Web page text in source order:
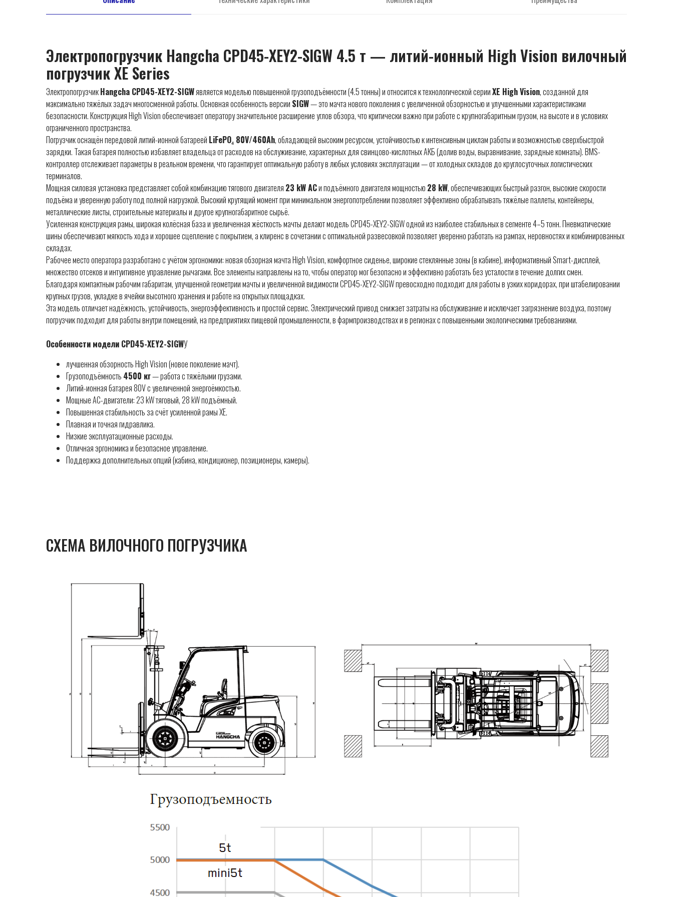
Электропогрузчик Hangcha CPD45-XEY2-SIGW 4.5 т — литий-ионный High Vision вилочный
погрузчик XE Series
ЭлектропогрузчикHangcha CPD45-XEY2-SIGWявляется моделью повышенной грузоподъёмности (4.5 тонны) и относится к технологической серииXE High Vision, созданной для
максимально тяжёлых задач многосменной работы. Основная особенность версии SIGW— это мачта нового поколения с увеличенной обзорностью и улучшенными характеристиками
безопасности. Конструкция High Vision обеспечивает оператору значительное расширение углов обзора, что критически важно при работе с крупногабаритным грузом, на высоте и в условиях
ограниченного пространства.
Погрузчик оснащён передовой литий-ионной батареей LiFePO₄ 80V/460Ah, обладающей высоким ресурсом, устойчивостью к интенсивным циклам работы и возможностью сверхбыстрой
зарядки. Такая батарея полностью избавляет владельца от расходов на обслуживание, характерных для свинцово-кислотных АКБ (долив воды, выравнивание, зарядные комнаты). BMS-
контроллер отслеживает параметры в реальном времени, что гарантирует оптимальную работу в любых условиях эксплуатации — от холодных складов до круглосуточных логистических
терминалов.
Мощная силовая установка представляет собой комбинацию тягового двигателя 23 kW ACи подъёмного двигателя мощностью 28 kW, обеспечивающих быстрый разгон, высокие скорости
подъёма и уверенную работу под полной нагрузкой. Высокий крутящий момент при минимальном энергопотреблении позволяет эффективно обрабатывать тяжёлые паллеты, контейнеры,
металлические листы, строительные материалы и другое крупногабаритное сырьё.
Усиленная конструкция рамы, широкая колёсная база и увеличенная жёсткость мачты делают модель CPD45-XEY2-SIGW одной из наиболее стабильных в сегменте 4–5 тонн. Пневматические
шины обеспечивают мягкость хода и хорошее сцепление с покрытием, а клиренс в сочетании с оптимальной развесовкой позволяет уверенно работать на рампах, неровностях и комбинированных
складах.
Рабочее место оператора разработано с учётом эргономики: новая обзорная мачта High Vision, комфортное сиденье, широкие стеклянные зоны (в кабине), информативный Smart-дисплей,
множество отсеков и интуитивное управление рычагами. Все элементы направлены на то, чтобы оператор мог безопасно и эффективно работать без усталости в течение долгих смен.
Благодаря компактным рабочим габаритам, улучшенной геометрии мачты и увеличенной видимости CPD45-XEY2-SIGW превосходно подходит для работы в узких коридорах, при штабелировании
крупных грузов, укладке в ячейки высотного хранения и работе на открытых площадках.
Эта модель отличает надёжность, устойчивость, энергоэффективность и простой сервис. Электрический привод снижает затраты на обслуживание и исключает загрязнение воздуха, поэтому
погрузчик подходит для работы внутри помещений, на предприятиях пищевой промышленности, в фармпроизводствах и в регионах с повышенными экологическими требованиями.
Особенности модели CPD45-XEY2-SIGWУ
лучшенная обзорность High Vision (новое поколение мачт).
Грузоподъёмность 4500 кг— работа с тяжёлыми грузами.
Литий-ионная батарея 80V с увеличенной энергоёмкостью.
Мощные AC-двигатели: 23 kW тяговый, 28 kW подъёмный.
Повышенная стабильность за счёт усиленной рамы XE.
Плавная и точная гидравлика.
Низкие эксплуатационные расходы.
Отличная эргономика и безопасное управление.
Поддержка дополнительных опций (кабина, кондиционер, позиционеры, камеры).
СХЕМА ВИЛОЧНОГО ПОГРУЗЧИКА